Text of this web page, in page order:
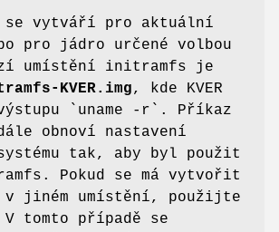
vytváří pro aktuální
pro jádro určené volbou
umístění initramfs je
KVER.img, kde KVER
`uname -r`. Příkaz
obnoví nastavení
systému tak, aby byl použit
Pokud se má vytvořit
jiném umístění, použijte
tomto případě se